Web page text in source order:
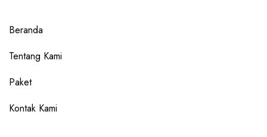
Beranda
Tentang Kami
Paket
Kontak Kami